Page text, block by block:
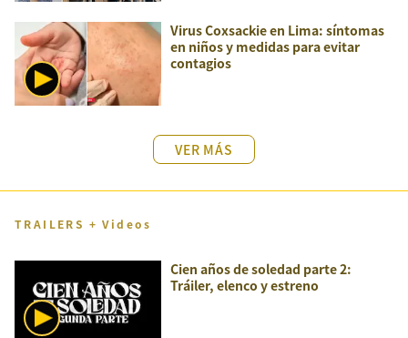
Virus Coxsackie en Lima: síntomas
en niños y medidas para evitar
contagios
VER MÁS
TRAILERS + Videos
Cien años de soledad parte 2:
Tráiler, elenco y estreno